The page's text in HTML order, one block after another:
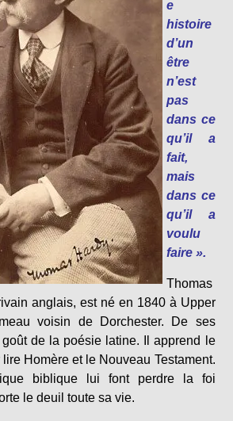
e
histoire
d’un
être
n’est
pas
dans ce
qu’il a
fait,
mais
dans ce
qu’il a
voulu
faire ».
Thomas
anglais, est né en 1840 à Upper
voisin de Dorchester. De ses
de la poésie latine. Il apprend le
Homère et le Nouveau Testament.
biblique lui font perdre la foi
le deuil toute sa vie.